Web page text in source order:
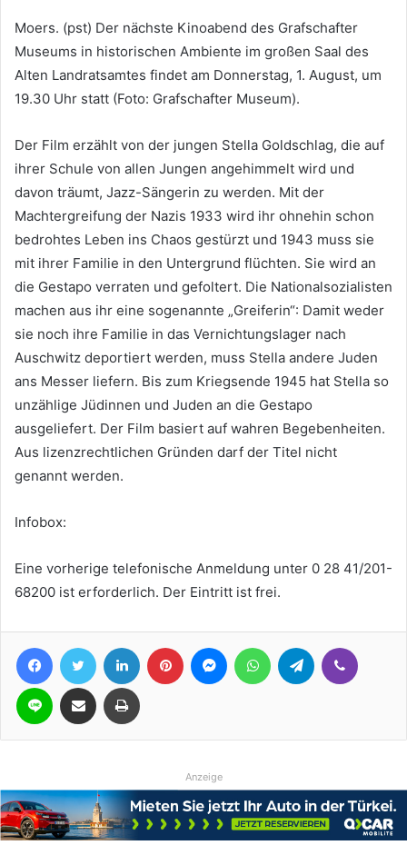
Moers. (pst) Der nächste Kinoabend des Grafschafter
Museums in historischen Ambiente im großen Saal des
Alten Landratsamtes findet am Donnerstag, 1. August, um
19.30 Uhr statt (Foto: Grafschafter Museum).
Der Film erzählt von der jungen Stella Goldschlag, die auf
ihrer Schule von allen Jungen angehimmelt wird und
davon träumt, Jazz-Sängerin zu werden. Mit der
Machtergreifung der Nazis 1933 wird ihr ohnehin schon
bedrohtes Leben ins Chaos gestürzt und 1943 muss sie
mit ihrer Familie in den Untergrund flüchten. Sie wird an
die Gestapo verraten und gefoltert. Die Nationalsozialisten
machen aus ihr eine sogenannte „Greiferin“: Damit weder
sie noch ihre Familie in das Vernichtungslager nach
Auschwitz deportiert werden, muss Stella andere Juden
ans Messer liefern. Bis zum Kriegsende 1945 hat Stella so
unzählige Jüdinnen und Juden an die Gestapo
ausgeliefert. Der Film basiert auf wahren Begebenheiten.
Aus lizenzrechtlichen Gründen darf der Titel nicht
genannt werden.
Infobox:
Eine vorherige telefonische Anmeldung unter 0 28 41/201-
68200 ist erforderlich. Der Eintritt ist frei.
FacebookTwitter LinkedIn Pinterest MessengerWhatsAppTelegram
Line Teile per E-Mail Drucken
Anzeige